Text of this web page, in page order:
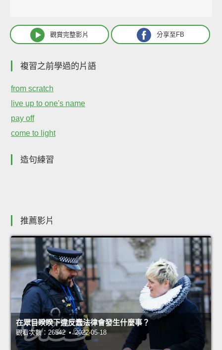
觀賞完整影片 分享至FB
複習之前學過的片語
from scratch
live up to one's name
pay off
come to light
造句練習
推薦影片
在眾目睽睽下違反蠢法律會發生什麼事？
觀看次數：26542 • 2022-05-18